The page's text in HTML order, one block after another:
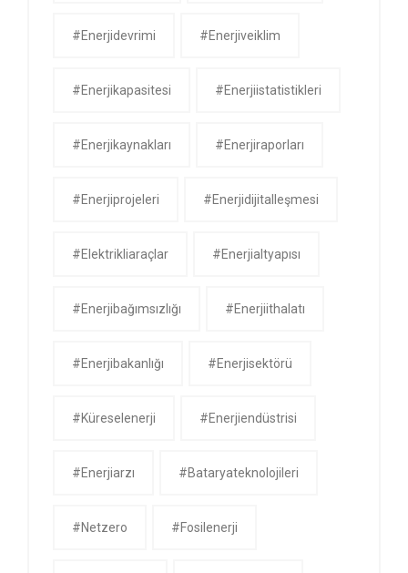
#enerjidevrimi #enerjiveiklim
#enerjikapasitesi #enerjiistatistikleri
#enerjikaynakları #enerjiraporları
#enerjiprojeleri #enerjidijitalleşmesi
#elektrikliaraçlar #enerjialtyapısı
#enerjibağımsızlığı #enerjiithalatı
#enerjibakanlığı #enerjisektörü
#küreselenerji #enerjiendüstrisi
#enerjiarzı #bataryateknolojileri
#netzero #fosilenerji